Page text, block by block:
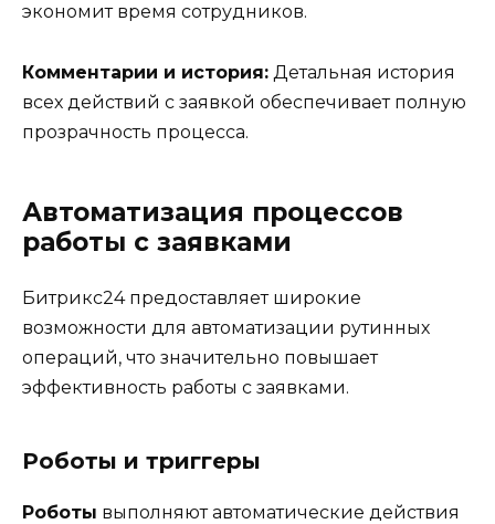
экономит время сотрудников.
Комментарии и история: Детальная история
всех действий с заявкой обеспечивает полную
прозрачность процесса.
Автоматизация процессов
работы с заявками
Битрикс24 предоставляет широкие
возможности для автоматизации рутинных
операций, что значительно повышает
эффективность работы с заявками.
Роботы и триггеры
Роботы выполняют автоматические действия